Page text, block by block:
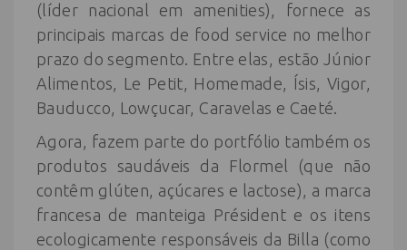
(líder nacional em amenities), fornece as
principais marcas de food service no melhor
prazo do segmento. Entre elas, estão Júnior
Alimentos, Le Petit, Homemade, Ísis, Vigor,
Bauducco, Lowçucar, Caravelas e Caeté.
Agora, fazem parte do portfólio também os
produtos saudáveis da Flormel (que não
contêm glúten, açúcares e lactose), a marca
francesa de manteiga Président e os itens
ecologicamente responsáveis da Billa (como